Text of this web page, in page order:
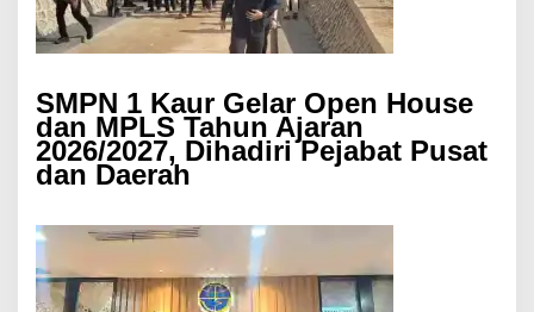
SMPN 1 Kaur Gelar Open House
dan MPLS Tahun Ajaran
2026/2027, Dihadiri Pejabat Pusat
dan Daerah